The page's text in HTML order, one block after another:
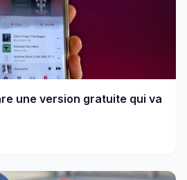
une version gratuite qui va